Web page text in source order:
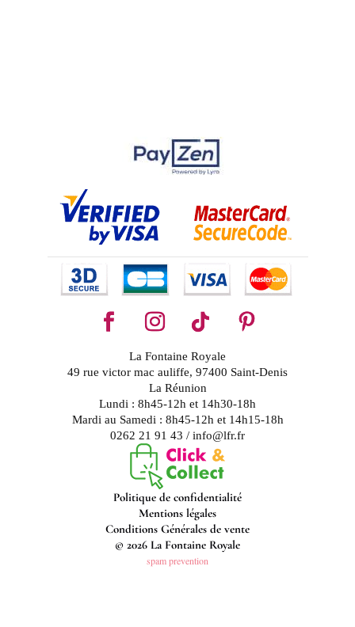
La Fontaine Royale
49 rue victor mac auliffe, 97400 Saint-Denis
La Réunion
Lundi : 8h45-12h et 14h30-18h
Mardi au Samedi : 8h45-12h et 14h15-18h
0262 21 91 43 / info@lfr.fr
Politique de confidentialité
Mentions légales
Conditions Générales de vente
© 2026 La Fontaine Royale
spam prevention